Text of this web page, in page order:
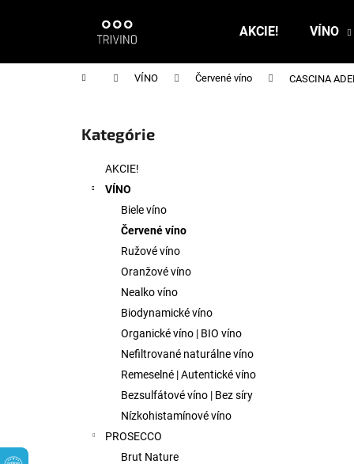
AKCIE! VÍNO
Domov VÍNO Červené víno CASCINA
Preskočiť
kategórie
Kategórie
AKCIE!
VÍNO
Biele víno
Červené víno
Ružové víno
Oranžové víno
Nealko víno
Biodynamické víno
Organické víno | BIO víno
Nefiltrované naturálne víno
Remeselné | Autentické víno
Bezsulfátové víno | Bez síry
Nízkohistamínové víno
PROSECCO
Brut Nature
í
do
do
FISH WIVES CLUB OCTAVIAS SINFULL
SECRET CHENIN BLANC, 0,75L